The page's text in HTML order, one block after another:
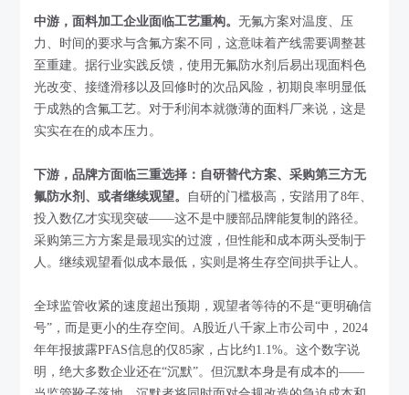
中游，面料加工企业面临工艺重构。无氟方案对温度、压
力、时间的要求与含氟方案不同，这意味着产线需要调整甚
至重建。据行业实践反馈，使用无氟防水剂后易出现面料色
光改变、接缝滑移以及回修时的次品风险，初期良率明显低
于成熟的含氟工艺。对于利润本就微薄的面料厂来说，这是
实实在在的成本压力。
下游，品牌方面临三重选择：自研替代方案、采购第三方无
氟防水剂、或者继续观望。
自研的门槛极高，安踏用了8年、
投入数亿才实现突破——这不是中腰部品牌能复制的路径。
采购第三方方案是最现实的过渡，但性能和成本两头受制于
人。继续观望看似成本最低，实则是将生存空间拱手让人。
全球监管收紧的速度超出预期，观望者等待的不是“更明确信
号”，而是更小的生存空间。A股近八千家上市公司中，2024
年年报披露PFAS信息的仅85家，占比约1.1%。这个数字说
明，绝大多数企业还在“沉默”。但沉默本身是有成本的——